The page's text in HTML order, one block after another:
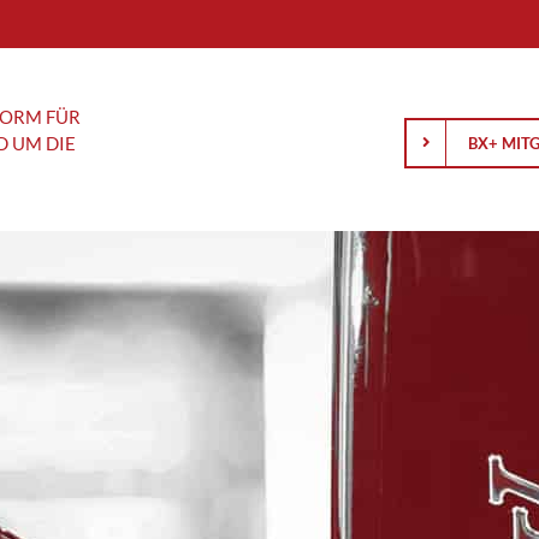
FÜR
UM DIE
BX+
Gold und Silber: Was hinter der
Wenn Notenbanken sprechen, hören
AMD
BASF:
R&S
an der